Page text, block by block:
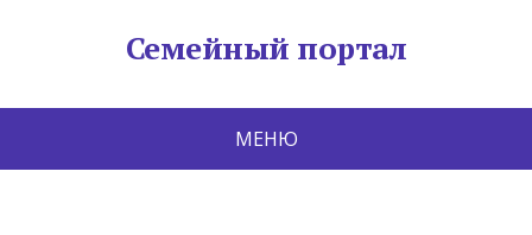
Семейный портал
МЕНЮ